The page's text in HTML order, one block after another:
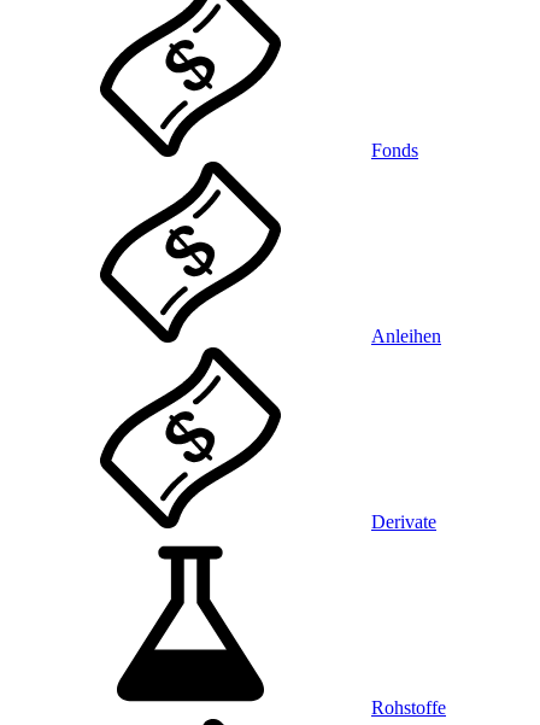
Fonds
Anleihen
Derivate
Rohstoffe